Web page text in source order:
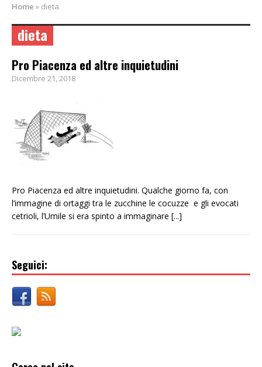
Home » dieta
dieta
Pro Piacenza ed altre inquietudini
Dicembre 21, 2018
Pro Piacenza ed altre inquietudini. Qualche giorno fa, con
l’immagine di ortaggi tra le zucchine le cocuzze e gli evocati
cetrioli, l’Umile si era spinto a immaginare [...]
Seguici: